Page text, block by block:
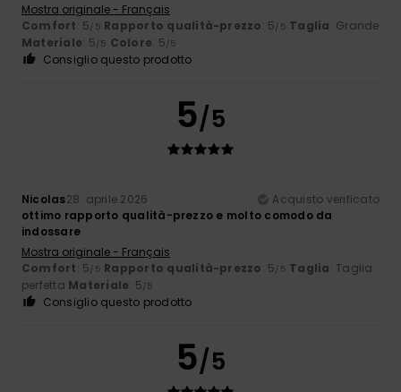
Mostra originale - Français
Comfort: 5/5 Rapporto qualità-prezzo: 5/5 Taglia: Grande
Materiale: 5/5 Colore: 5/5
Consiglio questo prodotto
5/5
Nicolas28. aprile 2026
Acquisto verificato
ottimo rapporto qualità-prezzo e molto comodo da
indossare
Mostra originale - Français
Comfort: 5/5 Rapporto qualità-prezzo: 5/5 Taglia: Taglia
perfetta Materiale: 5/5
Consiglio questo prodotto
5/5